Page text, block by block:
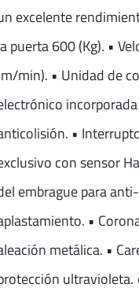
excelente
puerta 600 (Kg). •
min). • Unidad de
•
con sensor
embrague para anti-
•
metálica. •
ultravioleta.